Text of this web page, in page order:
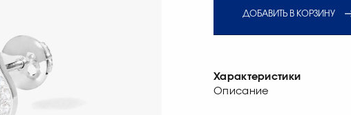
ДОБАВИТЬ В КОРЗИНУ
Характеристики
Описание